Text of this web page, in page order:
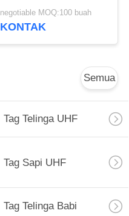
Identifikasi Kelompok
Ternak
negotiable MOQ:100 buah
KONTAK
Semua
Tag Telinga UHF
Tag Sapi UHF
Tag Telinga Babi